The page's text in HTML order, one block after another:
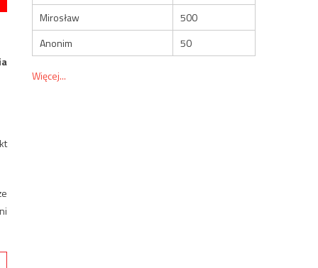
Mirosław
500
Anonim
50
Więcej...